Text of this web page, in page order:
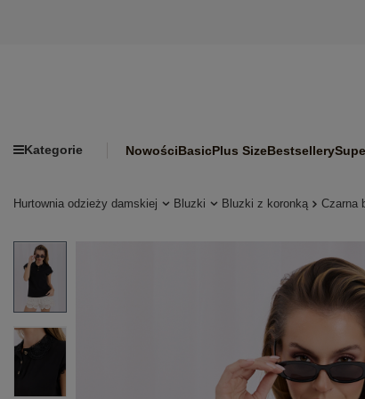
Kategorie NowościBasicPlus SizeBestsellery
Hurtownia odzieży damskiej Bluzki Bluzki z koronką Czarna